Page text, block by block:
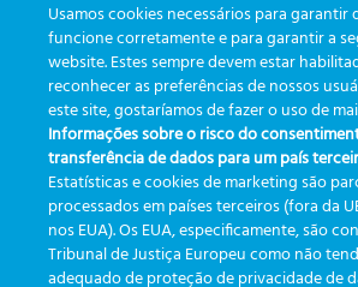
Mantenha a integridade da
amostra com o eTrack da
Greiner Bio-One: Sua parceria
para a excelência
laboratorial!
Da
Usamos cookies necessários para garantir
funcione corretamente e para garantir a
website. Estes sempre devem estar
reconhecer as preferências de nossos
este site, gostaríamos de fazer o uso de
Informações sobre o risco do
transferência de dados para um país
Estatísticas e cookies de marketing são
processados em países terceiros (fora da
nos EUA). Os EUA, especificamente, são
Tribunal de Justiça Europeu como não
adequado de proteção de privacidade de